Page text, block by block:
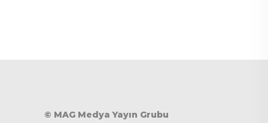
© MAG Medya Yayın Grubu